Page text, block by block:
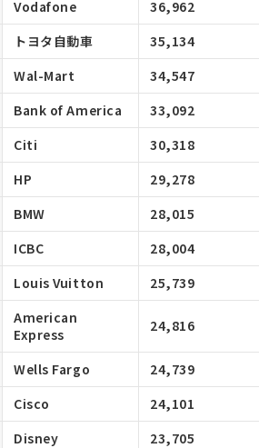
Vodafone
36,962
トヨタ自動車
35,134
Wal-Mart
34,547
Bank of America
33,092
Citi
30,318
HP
29,278
BMW
28,015
ICBC
28,004
Louis Vuitton 25,739
American
Express
24,816
Wells Fargo
24,739
Cisco
24,101
Disney
23,705